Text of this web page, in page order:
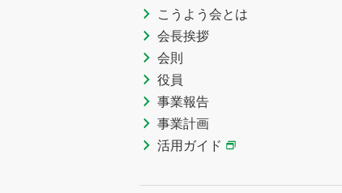
こうよう会とは
会長挨拶
会則
役員
事業報告
事業計画
活用ガイド